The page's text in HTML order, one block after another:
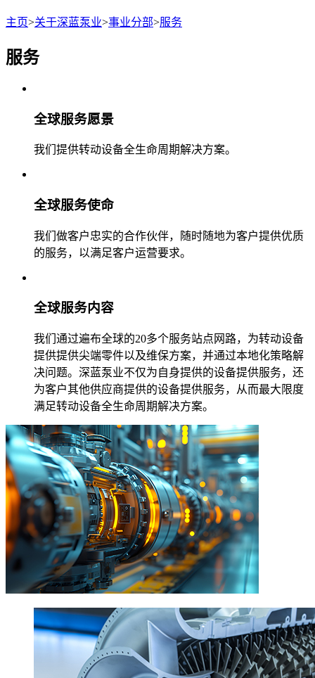
主页>关于深蓝泵业>事业分部>服务
服务
全球服务愿景
我们提供转动设备全生命周期解决方案。
全球服务使命
我们做客户忠实的合作伙伴，随时随地为客户提供优质
的服务，以满足客户运营要求。
全球服务内容
我们通过遍布全球的20多个服务站点网路，为转动设备
提供提供尖端零件以及维保方案，并通过本地化策略解
决问题。深蓝泵业不仅为自身提供的设备提供服务，还
为客户其他供应商提供的设备提供服务，从而最大限度
满足转动设备全生命周期解决方案。